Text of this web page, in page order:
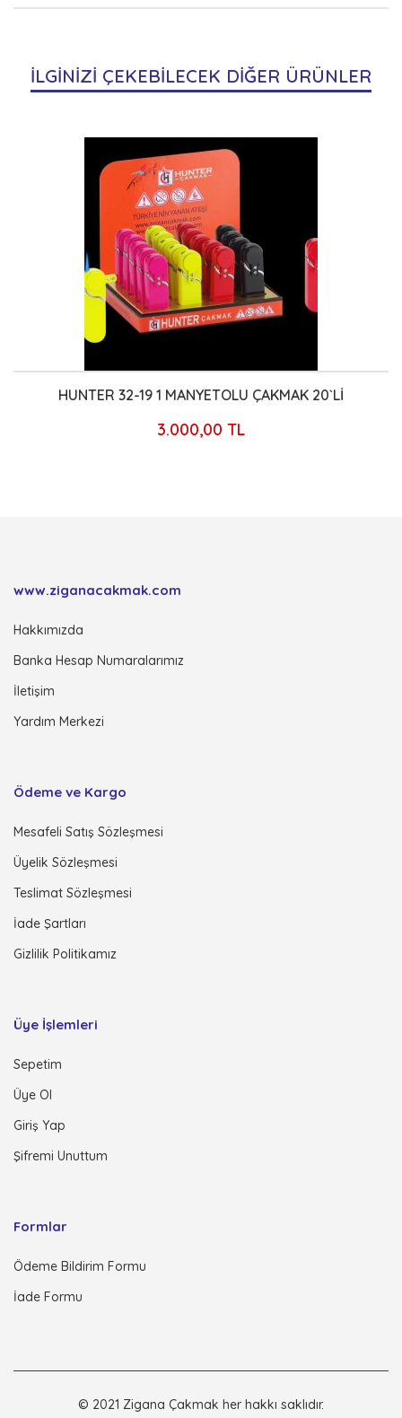
İLGİNİZİ ÇEKEBİLECEK DİĞER ÜRÜNLER
19 1 MANYETOLU ÇAKMAK 20`Lİ
www.ziganacakmak.com
Hakkımızda
Banka Hesap Numaralarımız
İletişim
Yardım Merkezi
Ödeme ve Kargo
Mesafeli Satış Sözleşmesi
Üyelik Sözleşmesi
Teslimat Sözleşmesi
İade Şartları
Gizlilik Politikamız
Üye İşlemleri
Sepetim
Üye Ol
Giriş Yap
Şifremi Unuttum
Formlar
Ödeme Bildirim Formu
İade Formu
© 2021 Zigana Çakmak her hakkı saklıdır.